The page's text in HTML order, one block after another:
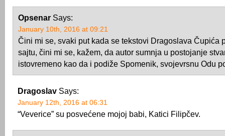
Opsenar Says:
January 10th, 2016 at 09:21
Čini mi se, svaki put kada se tekstovi Dragoslava Čupića
sajtu, čini mi se, kažem, da autor sumnja u postojanje
istovremeno kao da i podiže Spomenik, svojevrsnu Odu
Dragoslav Says:
January 12th, 2016 at 06:31
“Veverice” su posvećene mojoj babi, Katici Filipčev.